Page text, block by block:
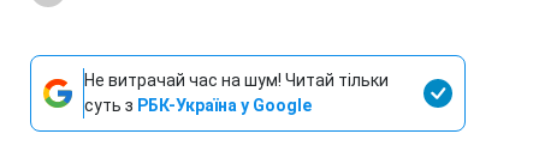
Не витрачай час на шум! Читай тільки
суть з РБК-Україна у Google